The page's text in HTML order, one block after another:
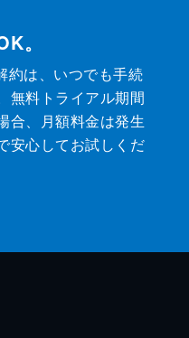
。
約は、いつでも手続
無料トライアル期間
合、月額料金は発生
安心してお試しくだ